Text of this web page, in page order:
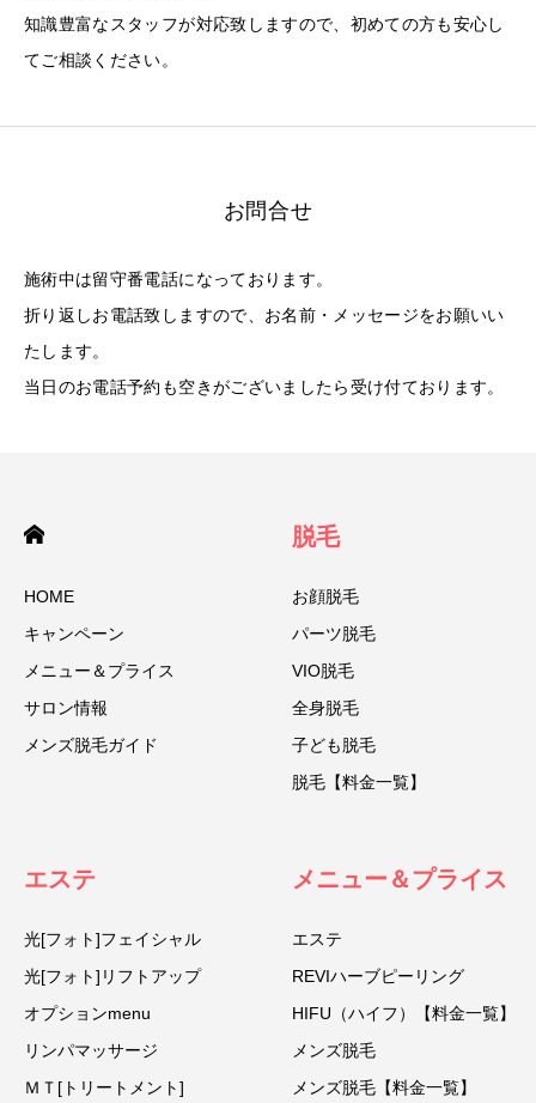
知識豊富なスタッフが対応致しますので、初めての方も安心し
てご相談ください。
お問合せ
施術中は留守番電話になっております。
折り返しお電話致しますので、お名前・メッセージをお願いい
たします。
当日のお電話予約も空きがございましたら受け付ております。
HOME
キャンペーン
メニュー＆プライス
サロン情報
メンズ脱毛ガイド
脱毛
お顔脱毛
パーツ脱毛
VIO脱毛
全身脱毛
子ども脱毛
脱毛【料金一覧】
エステ
光[フォト]フェイシャル
光[フォト]リフトアップ
オプションmenu
リンパマッサージ
ＭＴ[トリートメント]
メニュー＆プライス
エステ
REVIハーブピーリング
HIFU（ハイフ）【料金一覧】
メンズ脱毛
メンズ脱毛【料金一覧】